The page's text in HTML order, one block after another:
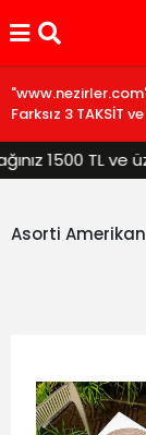
Farksız 3 TAKSİT
1500 TL ve
Asorti